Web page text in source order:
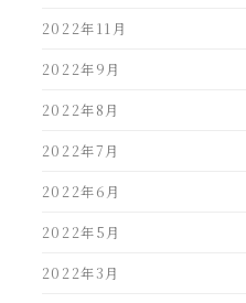
2022年11月
2022年9月
2022年8月
2022年7月
2022年6月
2022年5月
2022年3月